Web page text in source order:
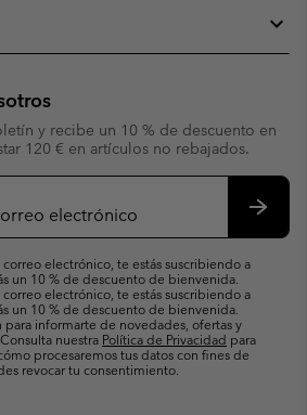
y recibe un 10 % de descuento en
120 € en artículos no rebajados.
electrónico, te estás suscribiendo a
un 10 % de descuento de bienvenida.
electrónico, te estás suscribiendo a
un 10 % de descuento de bienvenida.
informarte de novedades, ofertas y
nuestra Política de Privacidad para
procesaremos tus datos con fines de
revocar tu consentimiento.